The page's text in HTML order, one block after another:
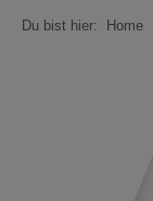
Du bist hier: Home
Bildergalerie